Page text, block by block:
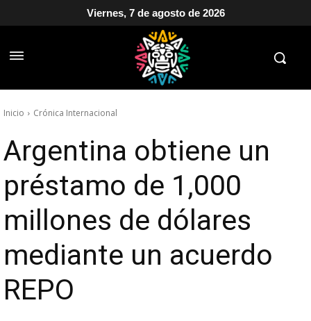
Viernes, 7 de agosto de 2026
Inicio Crónica Internacional
Argentina obtiene un
préstamo de 1,000
millones de dólares
mediante un acuerdo
REPO